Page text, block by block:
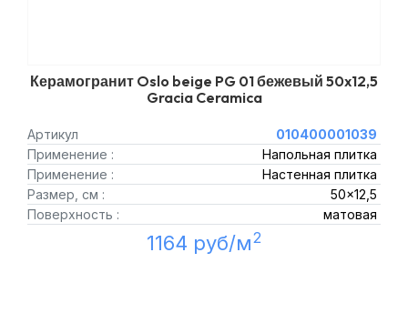
Керамогранит Oslo beige PG 01 бежевый 50x12,5
Gracia Ceramica
Артикул
010400001039
Применение :
Напольная плитка
Применение :
Настенная плитка
Размер, см :
50x12,5
Поверхность :
матовая
1164 руб/м2